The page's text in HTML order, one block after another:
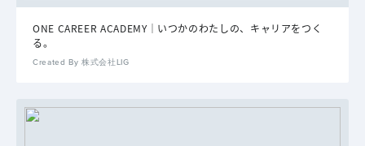
ONE CAREER ACADEMY｜いつかのわたしの、キャリアをつく
る。
Created By 株式会社LIG